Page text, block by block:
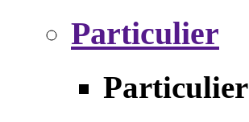
Particulier
Particulier